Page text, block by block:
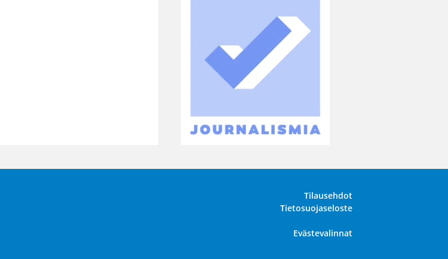
Tilausehdot
Tietosuojaseloste
Evästevalinnat